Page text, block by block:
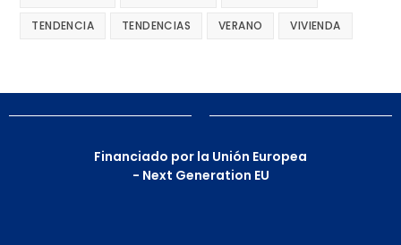
TENDENCIA TENDENCIAS VERANO VIVIENDA
Financiado por la Unión Europea
- Next Generation EU